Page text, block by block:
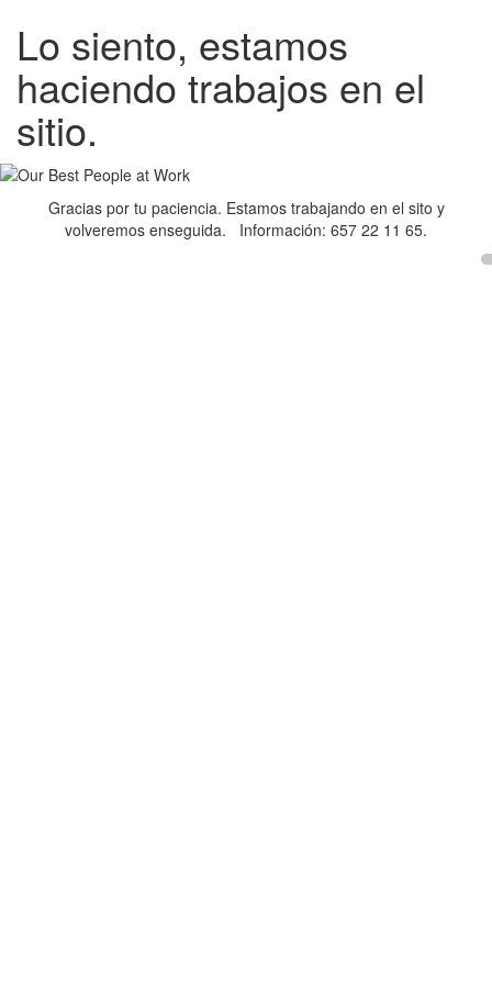
Lo siento, estamos
haciendo trabajos en el
sitio.
Gracias por tu paciencia. Estamos trabajando en el sito y
volveremos enseguida. Información: 657 22 11 65.